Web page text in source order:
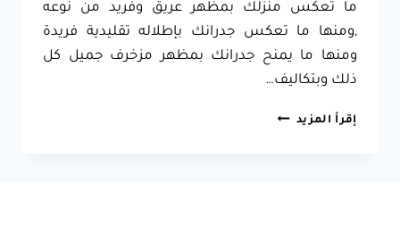
ما تعكس منزلك بمظهر عريق وفريد من نوعه
,ومنها ما تعكس جدرانك بإطلاله تقليدية فريدة
ومنها ما يمنح جدرانك بمظهر مزخرف جميل كل
ذلك وبتكاليف…
إقرأ المزيد دهانات